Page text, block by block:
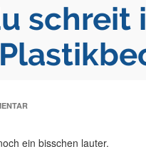
schreit
ein bisschen lauter.